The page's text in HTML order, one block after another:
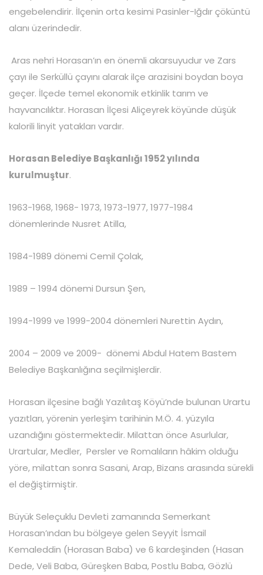
engebelendirir. İlçenin orta kesimi Pasinler-Iğdır çöküntü
alanı üzerindedir.
Aras nehri Horasan’ın en önemli akarsuyudur ve Zars
çayı ile Serküllü çayını alarak ilçe arazisini boydan boya
geçer. İlçede temel ekonomik etkinlik tarım ve
hayvancılıktır. Horasan İlçesi Aliçeyrek köyünde düşük
kalorili linyit yatakları vardır.
Horasan Belediye Başkanlığı 1952 yılında
kurulmuştur.
1963-1968, 1968- 1973, 1973-1977, 1977-1984
dönemlerinde Nusret Atilla,
1984-1989 dönemi Cemil Çolak,
1989 – 1994 dönemi Dursun Şen,
1994-1999 ve 1999-2004 dönemleri Nurettin Aydın,
2004 – 2009 ve 2009- dönemi Abdul Hatem Bastem
Belediye Başkanlığına seçilmişlerdir.
Horasan ilçesine bağlı Yazılıtaş Köyü’nde bulunan Urartu
yazıtları, yörenin yerleşim tarihinin M.Ö. 4. yüzyıla
uzandığını göstermektedir. Milattan önce Asurlular,
Urartular, Medler, Persler ve Romalıların hâkim olduğu
yöre, milattan sonra Sasani, Arap, Bizans arasında sürekli
el değiştirmiştir.
Büyük Seleçuklu Devleti zamanında Semerkant
Horasan’ından bu bölgeye gelen Seyyit İsmail
Kemaleddin (Horasan Baba) ve 6 kardeşinden (Hasan
Dede, Veli Baba, Güreşken Baba, Postlu Baba, Gözlü